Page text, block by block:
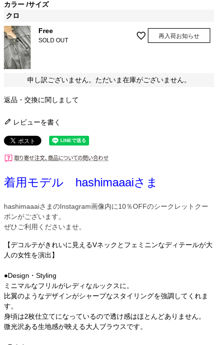
カラー サイズ
クロ
Free
SOLD OUT
再入荷お知らせ
申し訳ございません。ただいま在庫がございません。
返品・交換に関しまして
レビューを書く
着用モデル hashimaaaiさま
hashimaaaiさまのInstagram画像内に10％OFFのシークレットクー
ポンがございます。
ぜひご利用くださいませ。
【デコルテがきれいに見えるVネックとフェミニンなディテールが大
人の女性を演出】
●Design・Styling
ミニマルなフリルがレディなルックスに。
比翼のようなデザインがシャープなスタイリングを強調してくれま
す。
身頃は2枚仕立てになっているので透け感はほとんどありません。
微光沢ある生地感が映える大人ブラウスです。